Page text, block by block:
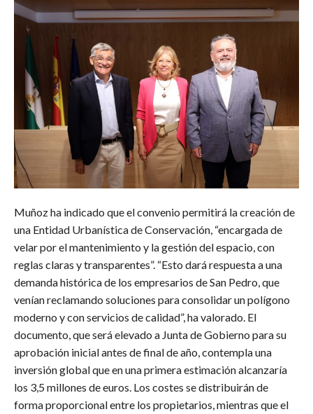
Muñoz ha indicado que el convenio permitirá la creación de
una Entidad Urbanística de Conservación, “encargada de
velar por el mantenimiento y la gestión del espacio, con
reglas claras y transparentes”. “Esto dará respuesta a una
demanda histórica de los empresarios de San Pedro, que
venían reclamando soluciones para consolidar un polígono
moderno y con servicios de calidad”, ha valorado. El
documento, que será elevado a Junta de Gobierno para su
aprobación inicial antes de final de año, contempla una
inversión global que en una primera estimación alcanzaría
los 3,5 millones de euros. Los costes se distribuirán de
forma proporcional entre los propietarios, mientras que el